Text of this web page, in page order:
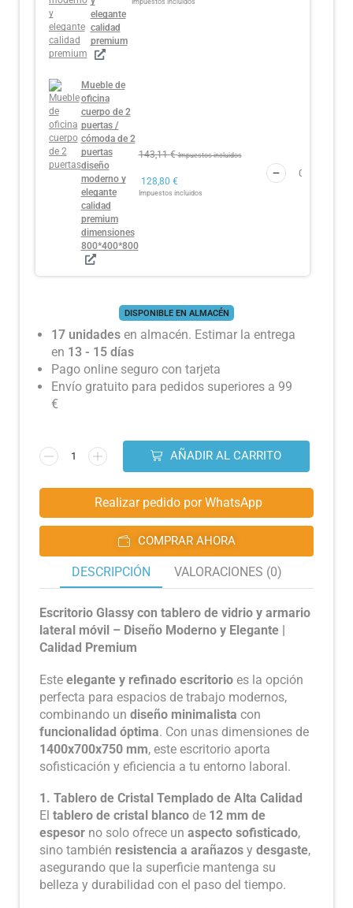
elegante
calidad
premium
Impuestos incluidos
Mueble de
oficina
cuerpo de 2
puertas /
cómoda de 2
puertas
diseño
moderno y
elegante
calidad
premium
dimensiones
800*400*800
143,11€ Impuestos incluidos
128,80 €
Impuestos incluidos
DISPONIBLE EN ALMACÉN
17 unidades en almacén. Estimar la entrega
en 13 - 15 días
Pago online seguro con tarjeta
Envío gratuito para pedidos superiores a 99
€
AÑADIR AL CARRITO
Realizar pedido por WhatsApp
COMPRAR AHORA
DESCRIPCIÓN VALORACIONES (0)
Escritorio Glassy con tablero de vidrio y armario
lateral móvil – Diseño Moderno y Elegante |
Calidad Premium
Este elegante y refinado escritorio es la opción
perfecta para espacios de trabajo modernos,
combinando un diseño minimalista con
funcionalidad óptima. Con unas dimensiones de
1400x700x750 mm, este escritorio aporta
sofisticación y eficiencia a tu entorno laboral.
1. Tablero de Cristal Templado de Alta Calidad
El tablero de cristal blanco de 12 mm de
espesor no solo ofrece un aspecto sofisticado,
sino también resistencia a arañazos y desgaste,
asegurando que la superficie mantenga su
belleza y durabilidad con el paso del tiempo.